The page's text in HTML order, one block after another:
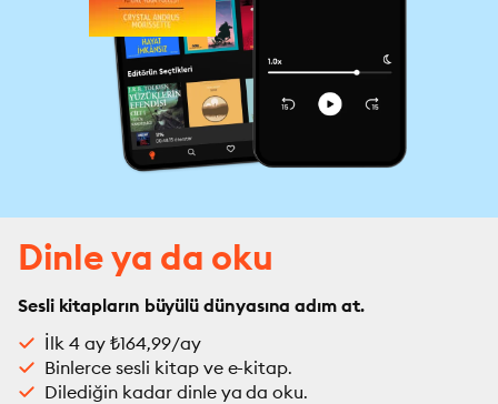
Dinle ya da oku
Sesli kitapların büyülü dünyasına adım at.
İlk 4 ay ₺164,99/ay
Binlerce sesli kitap ve e-kitap.
Dilediğin kadar dinle ya da oku.